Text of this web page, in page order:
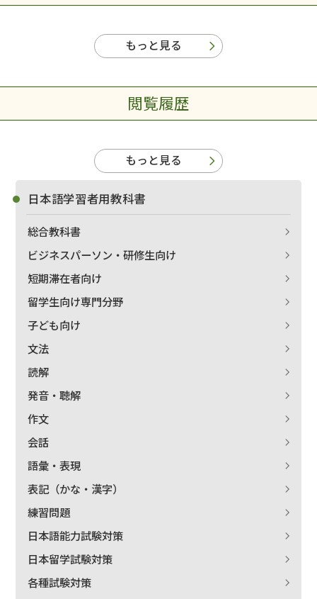
もっと見る
閲覧履歴
もっと見る
日本語学習者用教科書
総合教科書
ビジネスパーソン・研修生向け
短期滞在者向け
留学生向け専門分野
子ども向け
文法
読解
発音・聴解
作文
会話
語彙・表現
表記（かな・漢字）
練習問題
日本語能力試験対策
日本留学試験対策
各種試験対策